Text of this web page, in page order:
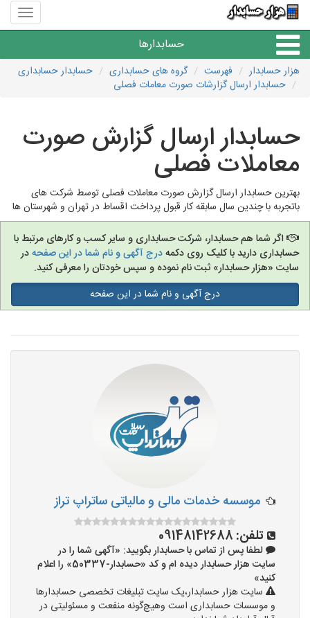
منوی
سایت
حسابدارها
موسسات حسابداری
حسابداری
هزار حسابدار فهرست گروه های حسابداری
حسابدار حسابداری
حسابدار ارسال گزارشات صورت معامات فصلی
حسابدار ارسال گزارش صورت
معاملات فصلی
بهترین حسابدار ارسال گزارش صورت معاملات فصلی توسط شرکت های
باتجربه با چندین سال سابقه کار قبول پرداخت اقساط در تهران و شهرستان ها
اگر شما هم حسابدار، شرکت حسابداری و سایر کسب و کارهای مرتبط با
حسابداری دارید با کلیک روی دکمهدرج آگهی و نام شما در این صفحهدر
سایت «هزار حسابدار» ثبت نام نموده و سپس خودتان را معرفی کنید.
درج آگهی و نام شما در این صفحه
موسسه خدمات مالی و مالیاتی ساتراپ تراز
تلفن: 09148142688
لطفا پس از تماس با حسابدار بگویید: «آگهی شما را در
سایت هزار حسابدار دیده ام و کد «حسابدار-50337» را اعلام
کنید»
سایت هزار حسابدار،یک سایت تبلیغات تخصصی حسابدارها
و موسسات حسابداری است وهیچ‌گونه منفعت و مسئولیتی در